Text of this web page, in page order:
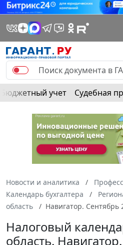
Бюджетный учет Судебная
Новости и аналитика
Календарь бухгалтера
область
Навигатор. Сентябрь
Налоговый
область.